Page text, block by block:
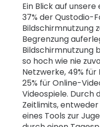
Ein Blick auf
37% der Qustodio-
Bildschirmnutzung
Begrenzung
Bildschirmnutzung
so hoch wie nie
Netzwerke, 49%
25% für Online-
Videospiele. Durch
Zeitlimits,
eines Tools zur